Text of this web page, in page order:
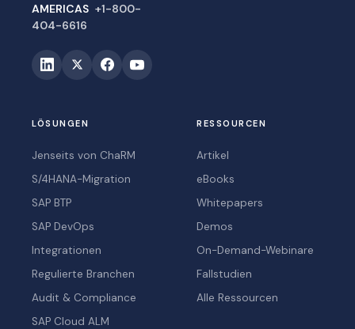
AMERICAS +1-800-
404-6616
LÖSUNGEN
Jenseits von ChaRM
S/4HANA-Migration
SAP BTP
SAP DevOps
Integrationen
Regulierte Branchen
Audit & Compliance
SAP Cloud ALM
RESSOURCEN
Artikel
eBooks
Whitepapers
Demos
On-Demand-Webinare
Fallstudien
Alle Ressourcen